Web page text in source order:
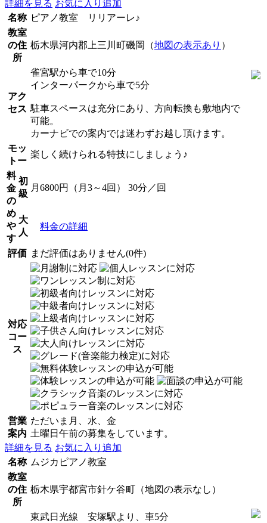
詳細を見る お気に入り追加
名称 ピアノ教室 リリアーレ♪
教室
の住
所
栃木県河内郡上三川町磯岡（地図の表示あり ）
アク
セス
雀宮駅から車で10分
インターパークから車で5分
駐車スペースは充分にあり、方向転換も敷地内で
可能。
カーナビでの案内では迷わずお越し頂けます。
モッ
トー
楽しく続けられる特技にしましょう♪
料
金
の
め
や
す
初
級
月6800円（月3～4回） 30分／回
大
人
料金の詳細
評価 まだ評価はありません(0件)
対応
コー
ス
営業
案内
ただいま月、水、金
土曜日午前の募集をしています。
詳細を見る お気に入り追加
名称 ムジカピアノ教室
教室
の住
所
栃木県宇都宮市針ケ谷町（地図の表示なし）
東武日光線 安塚駅より、車5分